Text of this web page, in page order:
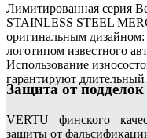
Лимитированная серия
STAINLESS STEEL
оригинальным
логотипом известного
Использование
гарантируют длительный
Защита от подделок
VERTU финского
защиты от